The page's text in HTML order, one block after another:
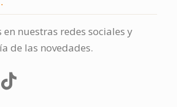
nuestras redes sociales y
de las novedades.